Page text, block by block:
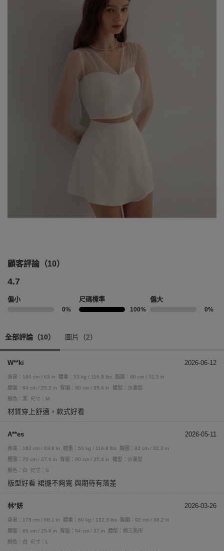
顧客評論（10）
4.7
偏小
0%
尺碼標準
100%
偏大
0%
全部評論（10） 圖片（2）
W**ki 2026-06-12
身高：160 cm / 63 in 體重：53 kg / 116.9 lbs
胸圍：80 cm / 31.5 in
腰圍：64 cm / 25.2 in
臀圍：90 cm / 35.4 in
體型：沙漏型
顏色：黑
尺寸：M
材質穿上舒適，款式好看
A**es 2026-05-11
身高：162 cm / 63.8 in 體重：53 kg / 116.9 lbs
胸圍：82 cm / 32.3 in
腰圍：70 cm / 27.6 in
臀圍：90 cm / 35.4 in
體型：沙漏型
顏色：白
尺寸：S
版型好看 裙擺不夠寬 與期待有落差
林*妍 2026-03-26
身高：173 cm / 68.1 in 體重：60 kg / 132.3 lbs
胸圍：92 cm / 36.2 in
腰圍：65 cm / 25.6 in
臀圍：94 cm / 37 in
體型：倒三角形
顏色：白
尺寸：L